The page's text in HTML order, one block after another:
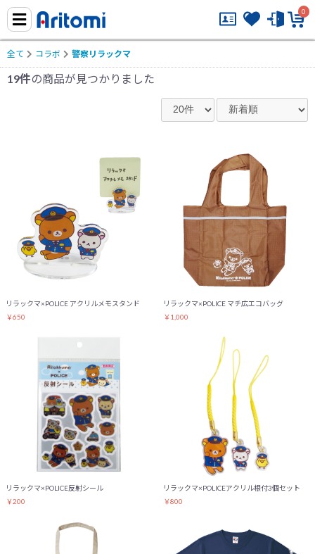
0
全て コラボ 警察リラックマ
19件の商品が見つかりました
リラックマ×POLICE アクリルメモスタンド
￥650
リラックマ×POLICE マチ広エコバッグ
￥1,000
リラックマ×POLICE反射シール
￥200
リラックマ×POLICEアクリル根付3個セット
￥800